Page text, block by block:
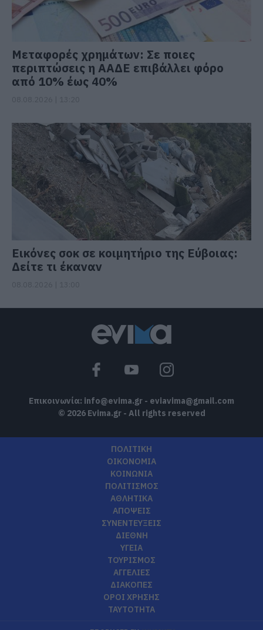
Μεταφορές χρημάτων: Σε ποιες
περιπτώσεις η ΑΑΔΕ επιβάλλει φόρο
από 10% έως 40%
Εικόνες σοκ σε κοιμητήριο της Εύβοιας:
Δείτε τι έκαναν
Επικοινωνία: info@evima.gr - eviavima@gmail.com
© 2026 Evima.gr - All rights reserved
ΠΟΛΙΤΙΚΗ
ΟΙΚΟΝΟΜΙΑ
ΚΟΙΝΩΝΙΑ
ΠΟΛΙΤΙΣΜΟΣ
ΑΘΛΗΤΙΚΑ
ΑΠΟΨΕΙΣ
ΣΥΝΕΝΤΕΥΞΕΙΣ
ΔΙΕΘΝΗ
ΥΓΕΙΑ
ΤΟΥΡΙΣΜΟΣ
ΑΓΓΕΛΙΕΣ
ΔΙΑΚΟΠΕΣ
ΟΡΟΙ ΧΡΗΣΗΣ
ΤΑΥΤΟΤΗΤΑ